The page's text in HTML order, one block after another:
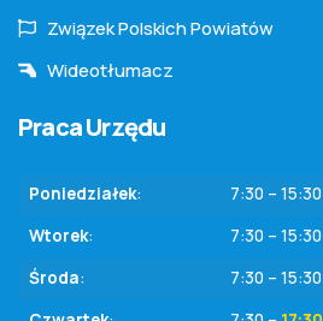
Praca Urzędu
Poniedziałek:
7:30 – 15:30
Wtorek:
7:30 – 15:30
Środa:
7:30 – 15:30
Związek Polskich Powiatów
Wideotłumacz